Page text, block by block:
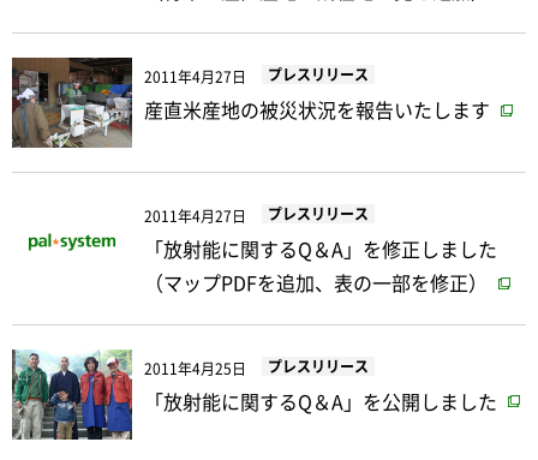
2011年4月27日 プレスリリース
産直米産地の被災状況を報告いたします
2011年4月27日 プレスリリース
「放射能に関するQ＆A」を修正しました
（マップPDFを追加、表の一部を修正）
2011年4月25日 プレスリリース
「放射能に関するQ＆A」を公開しました